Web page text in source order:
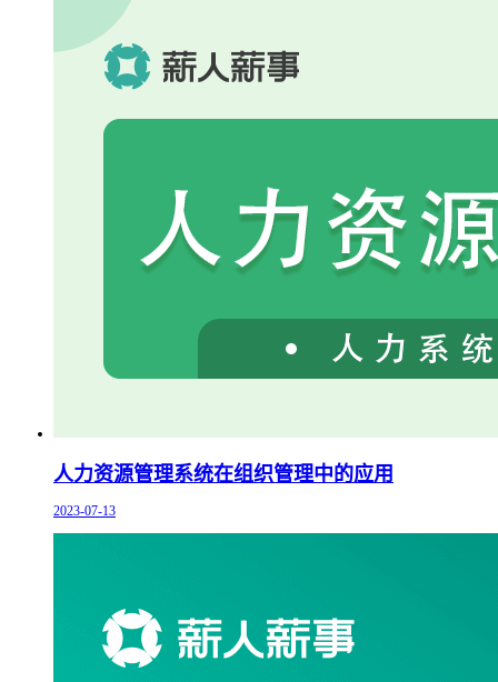
人力资源管理系统在组织管理中的应用
2023-07-13